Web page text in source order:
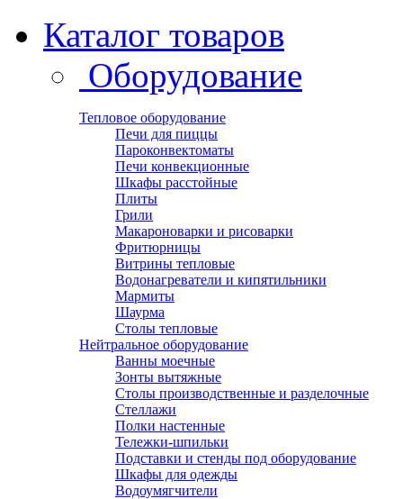
Каталог товаров
Оборудование
Тепловое оборудование
Печи для пиццы
Пароконвектоматы
Печи конвекционные
Шкафы расстойные
Плиты
Грили
Макароноварки и рисоварки
Фритюрницы
Витрины тепловые
Водонагреватели и кипятильники
Мармиты
Шаурма
Столы тепловые
Нейтральное оборудование
Ванны моечные
Зонты вытяжные
Столы производственные и разделочные
Стеллажи
Полки настенные
Тележки-шпильки
Подставки и стенды под оборудование
Шкафы для одежды
Водоумягчители